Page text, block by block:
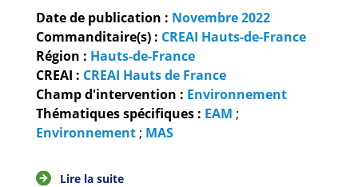
Projets Fédéraux
Espace emploi
Guides et outils
Actualités
Date de publication : Novembre2022
Commanditaire(s) : CREAI Hauts-de-France
Région : Hauts-de-France
CREAI : CREAI Hauts de France
Champ d'intervention : Environnement
Thématiques spécifiques : EAM ;
Environnement ; MAS
Lire la suite